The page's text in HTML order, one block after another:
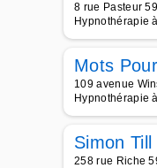
8 rue Pasteur
Hypnothérapie
Mots
109 avenue
Hypnothérapie
Simon Till
258 rue Riche